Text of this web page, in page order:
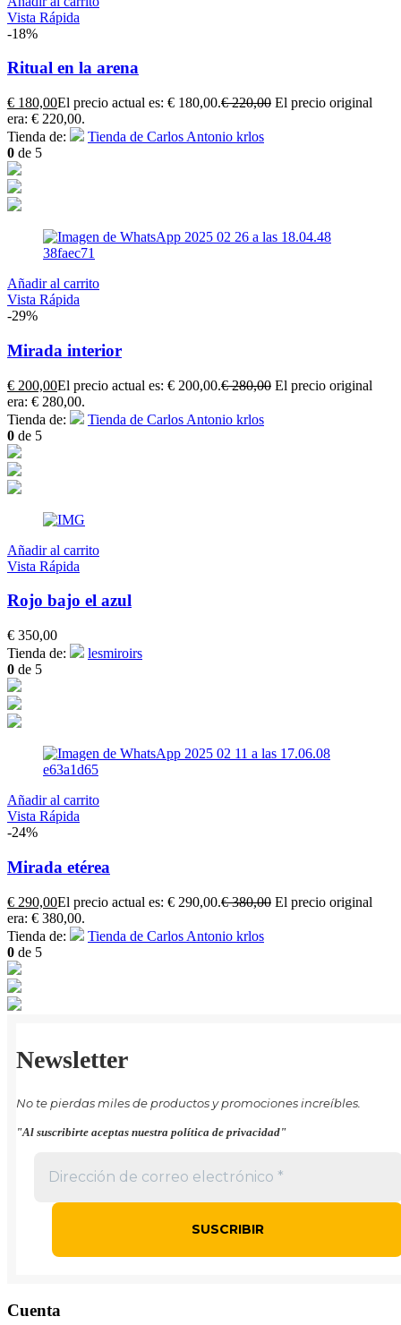
Vista Rápida
-18%
Ritual en la arena
€ 180,00El precio actual es: € 180,00.€220,00 El precio original
era: € 220,00.
Tienda de:
Tienda de Carlos Antonio krlos
0 de 5
Añadir al carrito
Vista Rápida
-29%
Mirada interior
€ 200,00El precio actual es: € 200,00.€280,00 El precio original
era: € 280,00.
Tienda de:
Tienda de Carlos Antonio krlos
0 de 5
Añadir al carrito
Vista Rápida
Rojo bajo el azul
€ 350,00
Tienda de:
lesmiroirs
0 de 5
Añadir al carrito
Vista Rápida
-24%
Mirada etérea
€ 290,00El precio actual es: € 290,00.€380,00 El precio original
era: € 380,00.
Tienda de:
Tienda de Carlos Antonio krlos
0 de 5
Newsletter
No te pierdas miles de productos y promociones increíbles.
"Al suscribirte aceptas nuestra política de privacidad"
Cuenta